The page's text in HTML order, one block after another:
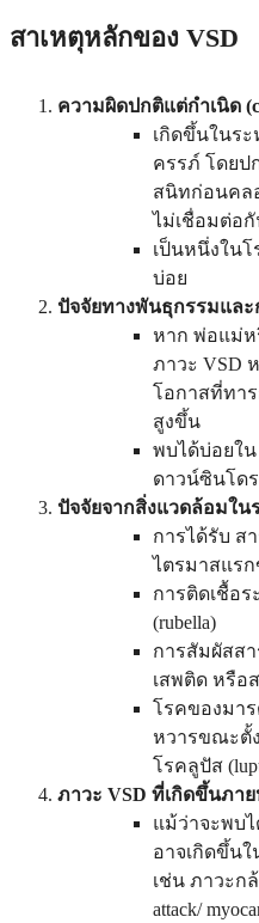
สาเหตุหลักของ VSD
ความผิดปกติแต่กำเนิด
เกิดขึ้นในร
ครรภ์ โดยป
สนิทก่อนคล
ไม่เชื่อมต่อ
เป็นหนึ่งใน
บ่อย
ปัจจัยทางพันธุกรรมแล
หาก พ่อแม่ห
ภาวะ VSD
โอกาสที่ทา
สูงขึ้น
พบได้บ่อยใ
ดาวน์ซินโดร
ปัจจัยจากสิ่งแวดล้อมใน
การได้รับ ส
ไตรมาสแร
การติดเชื้อ
(rubella)
การสัมผัสส
เสพติด หรือ
โรคของมาร
หวารขณะตั้ง
โรคลูปัส
ภาวะ VSD ที่เกิดขึ้นภาย
แม้ว่าจะพบ
อาจเกิดขึ้น
เช่น ภาวะก
attack/